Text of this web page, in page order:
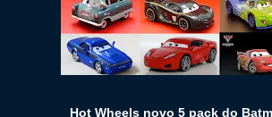
Hot Wheels novo 5 pack do